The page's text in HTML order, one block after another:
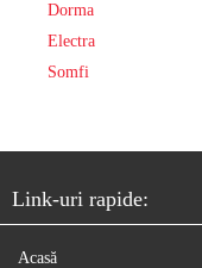
Dorma
Electra
Somfi
Link-uri rapide:
Acasă